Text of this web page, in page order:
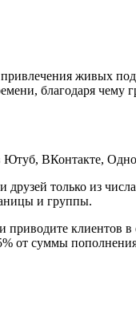
привлечения живых
благодаря чему
Ютуб, ВКонтакте,
только из
и группы.
приводите
от суммы